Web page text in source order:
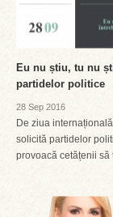
Eu nu știu, tu nu
partidelor politice
28 Sep 2016
De ziua
solicită partidelor
provoacă cetățenii să